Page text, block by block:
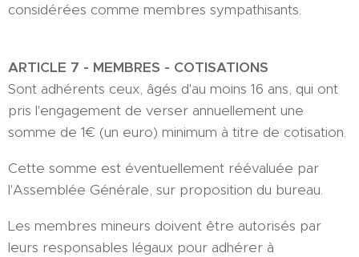
considérées comme membres sympathisants.
ARTICLE 7 - MEMBRES - COTISATIONS
Sont adhérents ceux, âgés d'au moins 16 ans, qui ont
pris l'engagement de verser annuellement une
somme de 1€ (un euro) minimum à titre de cotisation.
Cette somme est éventuellement réévaluée par
l'Assemblée Générale, sur proposition du bureau.
Les membres mineurs doivent être autorisés par
leurs responsables légaux pour adhérer à